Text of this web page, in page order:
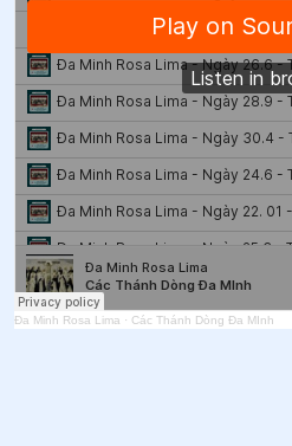
Ngày 29/4 - Thánh Catarina
51 .Ngày 27/4 Chân phước
52 .Ngày 17/4 Chân phước
53
54 .Ngày 14/4 Chân phước
55.Ngày 14/4 Thánh
đạo
Ngày 13/4 Chân phước
Đa Minh Rosa Lima · Các Thánh Dòng Đa MInh